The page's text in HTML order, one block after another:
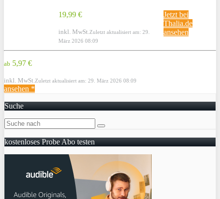
19,99 €
inkl. MwSt. Zuletzt aktualisiert am: 29.
März 2026 08:09
Jetzt bei
Thalia.de
ansehen
ab 5,97 €
inkl. MwSt. Zuletzt aktualisiert am: 29. März 2026 08:09
ansehen *
Suche
kostenloses Probe Abo testen